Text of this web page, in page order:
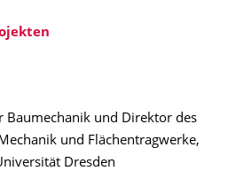
Baumechanik und Direktor des
und Flächentragwerke,
Dresden